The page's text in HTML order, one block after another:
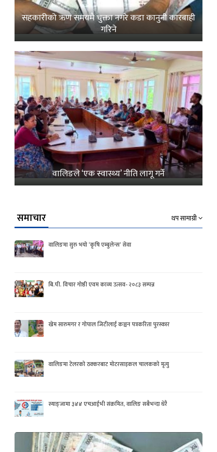
सहकारीको ऋण समयमै चुक्ता नगरे कडा कानुनी कारबाही
गरिने
वालिङले ‘एक स्वास्थ्य’ नीति लागू गर्ने
समाचार थप सामाग्री
वालिङमा सुरु भयो ‘कृषि एम्बुलेन्स’ सेवा
बि.पी. विचार गोष्ठी एवम काव्य उत्सव- २०८३ सम्पन्न
खेम सारुमगर र गोपाल जिटीलाई कञ्चन पत्रकरिता पुरस्कार
वालिङमा टेलरको ठक्करबाट मोटरसाइकल चालकको मृत्यु
स्याङ्जामा ३४४ एचआईभी संक्रमित, वालिङ सबैभन्दा धेरै